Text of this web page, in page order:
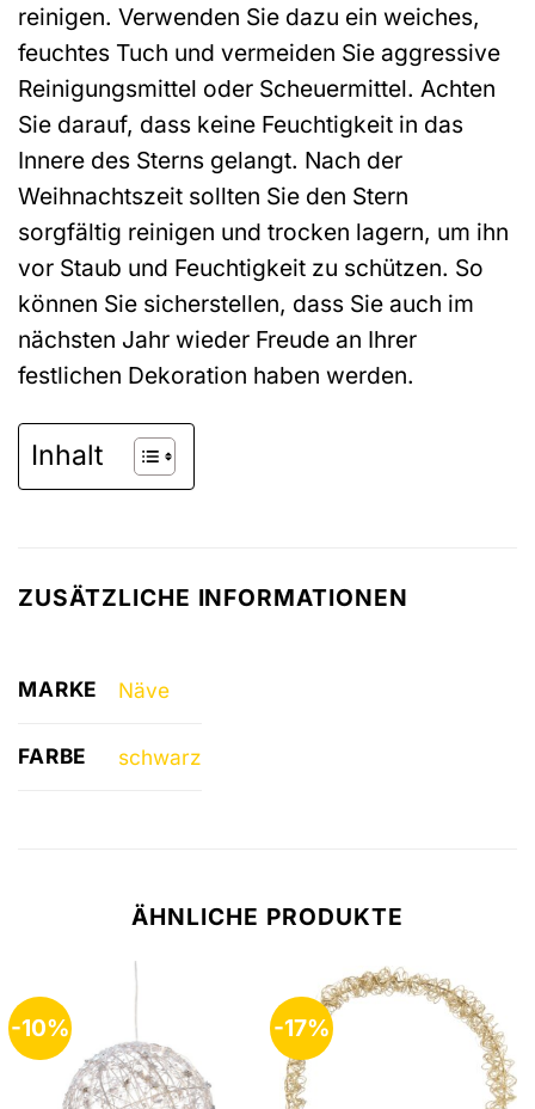
reinigen. Verwenden Sie dazu ein weiches,
feuchtes Tuch und vermeiden Sie aggressive
Reinigungsmittel oder Scheuermittel. Achten
Sie darauf, dass keine Feuchtigkeit in das
Innere des Sterns gelangt. Nach der
Weihnachtszeit sollten Sie den Stern
sorgfältig reinigen und trocken lagern, um ihn
vor Staub und Feuchtigkeit zu schützen. So
können Sie sicherstellen, dass Sie auch im
nächsten Jahr wieder Freude an Ihrer
festlichen Dekoration haben werden.
Inhalt
ZUSÄTZLICHE INFORMATIONEN
MARKE Näve
FARBE schwarz
ÄHNLICHE PRODUKTE
-10% -17%